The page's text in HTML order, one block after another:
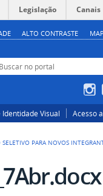
Legislação Canais
ALTO CONTRASTE
no portal
Identidade Visual Acesso
SELETIVO PARA NOVOS